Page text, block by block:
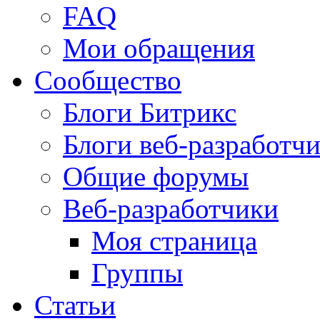
FAQ
Мои обращения
Сообщество
Блоги Битрикс
Блоги веб-
Общие форумы
Веб-разработчики
Моя страница
Группы
Статьи